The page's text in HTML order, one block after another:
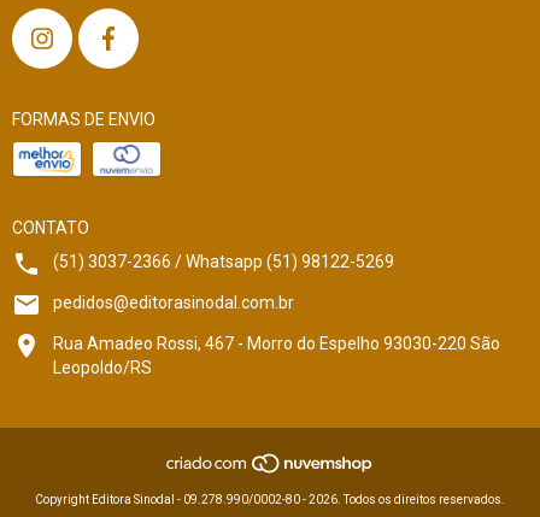
FORMAS DE ENVIO
CONTATO
(51) 3037-2366 / Whatsapp (51) 98122-5269
pedidos@editorasinodal.com.br
Rua Amadeo Rossi, 467 - Morro do Espelho 93030-220 São
Leopoldo/RS
Copyright Editora Sinodal - 09.278.990/0002-80 - 2026. Todos os direitos reservados.